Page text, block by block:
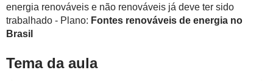
energia renováveis e não renováveis já deve ter sido
trabalhado - Plano: Fontes renováveis de energia no
Brasil
Tema da aula